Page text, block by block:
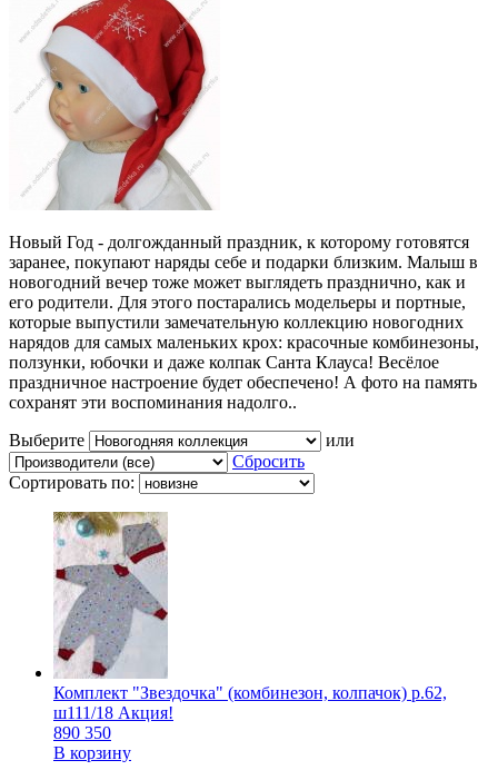
Новый Год - долгожданный праздник, к которому готовятся
заранее, покупают наряды себе и подарки близким. Малыш в
новогодний вечер тоже может выглядеть празднично, как и
его родители. Для этого постарались модельеры и портные,
которые выпустили замечательную коллекцию новогодних
нарядов для самых маленьких крох: красочные комбинезоны,
ползунки, юбочки и даже колпак Санта Клауса! Весёлое
праздничное настроение будет обеспечено! А фото на память
сохранят эти воспоминания надолго..
Выберите
или
Сбросить
Сортировать по:
Комплект "Звездочка" (комбинезон, колпачок) р.62,
ш111/18 Акция!
890 350
В корзину